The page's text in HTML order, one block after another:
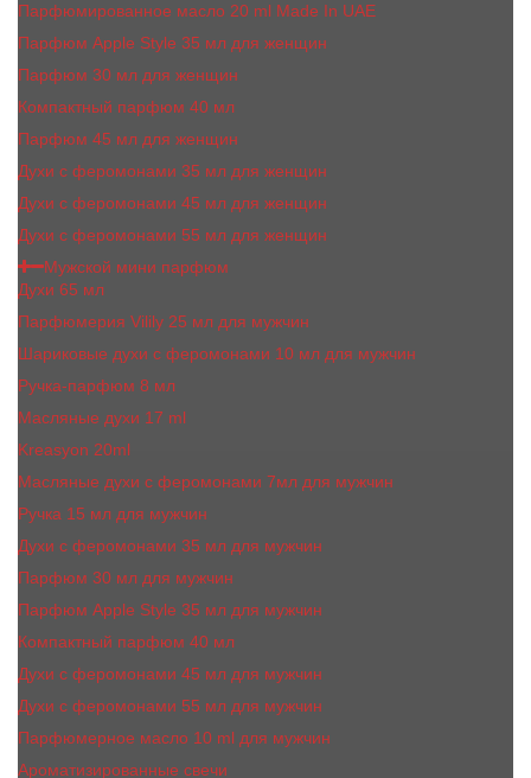
Парфюмированное масло 20 ml Made In UAE
Парфюм Apple Style 35 мл для женщин
Парфюм 30 мл для женщин
Компактный парфюм 40 мл
Парфюм 45 мл для женщин
Духи с феромонами 35 мл для женщин
Духи с феромонами 45 мл для женщин
Духи с феромонами 55 мл для женщин
Мужской мини парфюм
Духи 65 мл
Парфюмерия Vilily 25 мл для мужчин
Шариковые духи с феромонами 10 мл для мужчин
Ручка-парфюм 8 мл
Масляные духи 17 ml
Kreasyon 20ml
Масляные духи c феромонами 7мл для мужчин
Ручка 15 мл для мужчин
Духи с феромонами 35 мл для мужчин
Парфюм 30 мл для мужчин
Парфюм Apple Style 35 мл для мужчин
Компактный парфюм 40 мл
Духи с феромонами 45 мл для мужчин
Духи с феромонами 55 мл для мужчин
Парфюмерное масло 10 ml для мужчин
Ароматизированные свечи